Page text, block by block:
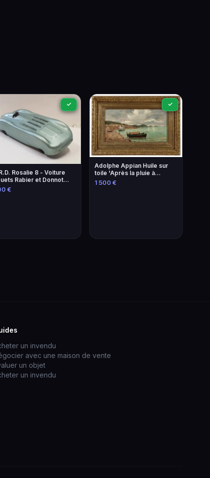
✓
Rosalie 8 - Voiture
Rabier et Donnot
€
✓
Adolphe Appian Huile sur
toile 'Après la pluie à
Mourillon' 1818-1898
1 500 €
un invendu
avec une maison de vente
un objet
un invendu